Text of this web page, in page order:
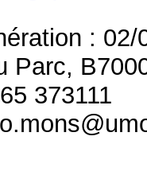
: 02/
Parc,
373111